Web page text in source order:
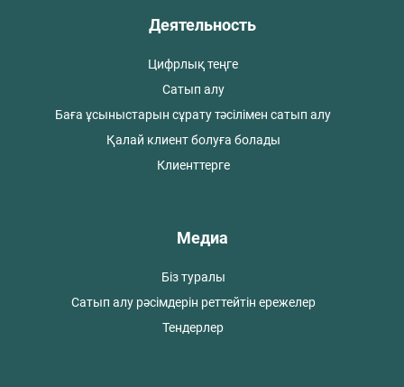
Деятельность
Цифрлық теңге
Сатып алу
Баға ұсыныстарын сұрату тәсілімен сатып алу
Қалай клиент болуға болады
Клиенттерге
Медиа
Біз туралы
Сатып алу рәсімдерін реттейтін ережелер
Тендерлер